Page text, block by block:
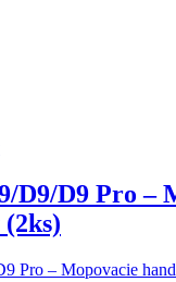
D9/D9 Pro –
Pro – Mopovacie